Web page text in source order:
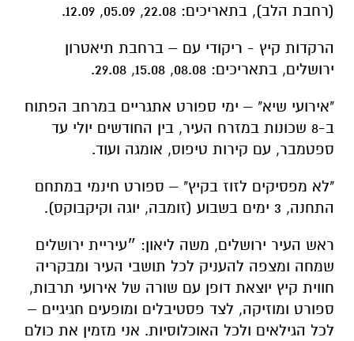
(רחבת הלב), בתאריכים: 22.08, 05.09, 12.09.
הרקדות קיץ - ריקודי עם – ברחבת תיאטרון
ירושלים, בתאריכים: 08.08, 15.08, 29.08.
"אירועי שיא" – ימי ספורט אתגריים במרחב הפתוח
ב-8 שכונות במזרח העיר, בין החודשים יולי עד
ספטמבר, עם קירות טיפוס, אומגה ועוד.
"לא מפסיקים לזוז בקיץ" – ספורט חינמי במתחם
התחנה, 3 ימים בשבוע (זומבה, יוגה וקיקבוקס).
ראש העיר ירושלים, משה ליאון: ״עיריית ירושלים
שמחה ומצפה להעניק לכל תושבי העיר ומבקריה
חווית קיץ יוצאת דופן עם שורה של אירועי תרבות,
ספורט ומוזיקה, לצד פסטיבלים ומופעים חגיגיים –
לכל הגילאים ולכל האוכלוסיות. אני מזמין את כולם